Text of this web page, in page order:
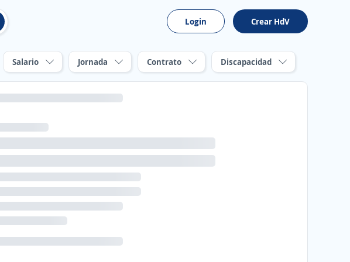
Login Crear HdV
Salario Jornada Contrato Discapacidad